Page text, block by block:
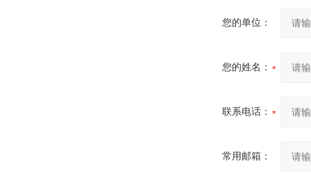
您的单位：
您的姓名：
联系电话：
常用邮箱：